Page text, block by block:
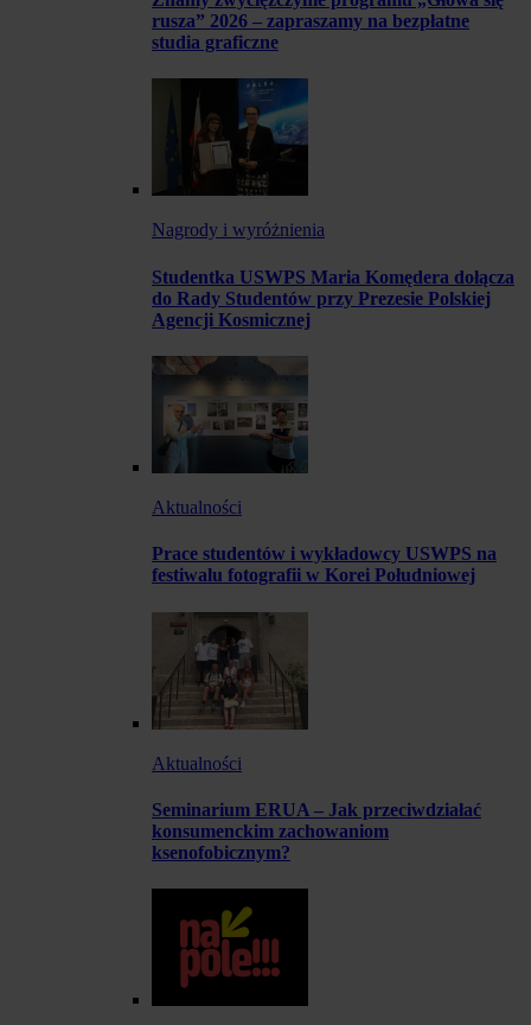
rusza” 2026 – zapraszamy na bezpłatne
studia graficzne
Nagrody i wyróżnienia
Studentka USWPS Maria Komędera dołącza
do Rady Studentów przy Prezesie Polskiej
Agencji Kosmicznej
Aktualności
Prace studentów i wykładowcy USWPS na
festiwalu fotografii w Korei Południowej
Aktualności
Seminarium ERUA – Jak przeciwdziałać
konsumenckim zachowaniom
ksenofobicznym?